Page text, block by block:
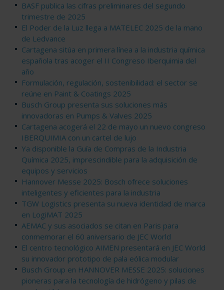
BASF publica las cifras preliminares del segundo
trimestre de 2025
El Poder de la Luz llega a MATELEC 2025 de la mano
de Ledvance
Cartagena sitúa en primera línea a la industria química
española tras acoger el II Congreso Iberquimia del
año
Formulación, regulación, sostenibilidad: el sector se
reúne en Paint & Coatings 2025
Busch Group presenta sus soluciones más
innovadoras en Pumps & Valves 2025
Cartagena acogerá el 22 de mayo un nuevo congreso
IBERQUIMIA con un cartel de lujo
Ya disponible la Guía de Compras de la Industria
Química 2025, imprescindible para la adquisición de
equipos y servicios
Hannover Messe 2025: Bosch ofrece soluciones
inteligentes y eficientes para la industria
TGW Logistics presenta su nueva identidad de marca
en LogiMAT 2025
AEMAC y sus asociados se citan en Paris para
conmemorar el 60 aniversario de JEC World
El centro tecnológico AIMEN presentará en JEC World
su innovador prototipo de pala eólica modular
Busch Group en HANNOVER MESSE 2025: soluciones
pioneras para la tecnología de hidrógeno y pilas de